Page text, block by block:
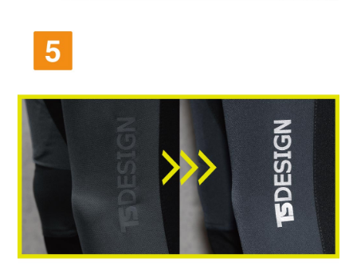
お買い物を続ける カートへ進む